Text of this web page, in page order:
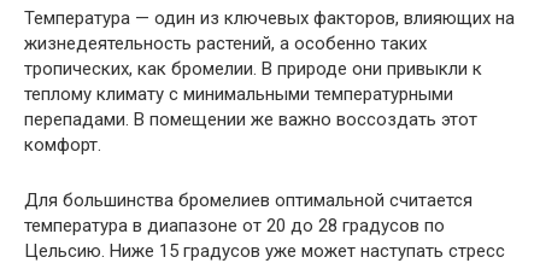
Температура — один из ключевых факторов, влияющих на
жизнедеятельность растений, а особенно таких
тропических, как бромелии. В природе они привыкли к
теплому климату с минимальными температурными
перепадами. В помещении же важно воссоздать этот
комфорт.
Для большинства бромелиев оптимальной считается
температура в диапазоне от 20 до 28 градусов по
Цельсию. Ниже 15 градусов уже может наступать стресс